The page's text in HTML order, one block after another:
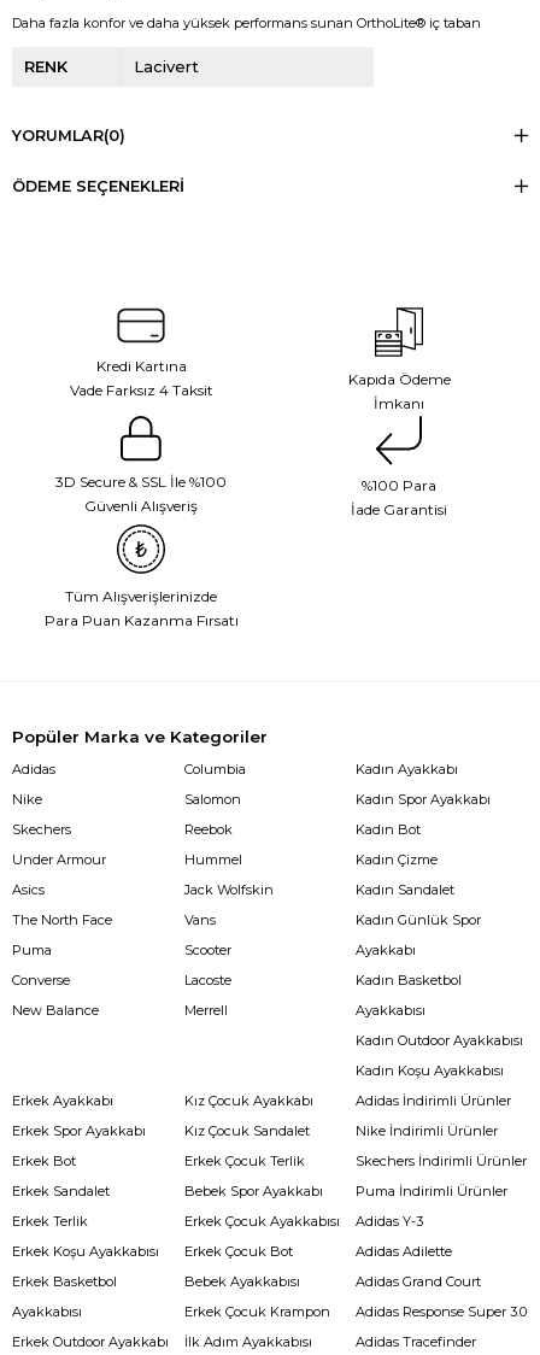
Daha fazla konfor ve daha yüksek performans sunan OrthoLite® iç taban
RENK Lacivert
YORUMLAR(0)
ÖDEME SEÇENEKLERI
Kredi Kartına
Vade Farksız 4 Taksit
Kapıda Ödeme
İmkanı
3D Secure & SSL İle %100
Güvenli Alışveriş
%100 Para
İade Garantisi
Tüm Alışverişlerinizde
Para Puan Kazanma Fırsatı
Popüler Marka ve Kategoriler
Adidas
Nike
Skechers
Under Armour
Asics
The North Face
Puma
Converse
New Balance
Columbia
Salomon
Reebok
Hummel
Jack Wolfskin
Vans
Scooter
Lacoste
Merrell
Kadın Ayakkabı
Kadın Spor Ayakkabı
Kadın Bot
Kadın Çizme
Kadın Sandalet
Kadın Günlük Spor
Ayakkabı
Kadın Basketbol
Ayakkabısı
Kadın Outdoor Ayakkabısı
Kadın Koşu Ayakkabısı
Erkek Ayakkabı
Erkek Spor Ayakkabı
Erkek Bot
Erkek Sandalet
Erkek Terlik
Erkek Koşu Ayakkabısı
Erkek Basketbol
Ayakkabısı
Erkek Outdoor Ayakkabı
Kız Çocuk Ayakkabı
Kız Çocuk Sandalet
Erkek Çocuk Terlik
Bebek Spor Ayakkabı
Erkek Çocuk Ayakkabısı
Erkek Çocuk Bot
Bebek Ayakkabısı
Erkek Çocuk Krampon
İlk Adım Ayakkabısı
Adidas İndirimli Ürünler
Nike İndirimli Ürünler
Skechers İndirimli Ürünler
Puma İndirimli Ürünler
Adidas Y-3
Adidas Adilette
Adidas Grand Court
Adidas Response Super 3.0
Adidas Tracefinder